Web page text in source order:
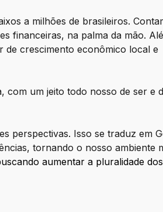
a milhões de brasileiros.
financeiras, na palma da mão.
de crescimento econômico local e
com um jeito todo nosso de ser e
perspectivas. Isso se traduz em
tornando o nosso ambiente
aumentar a pluralidade